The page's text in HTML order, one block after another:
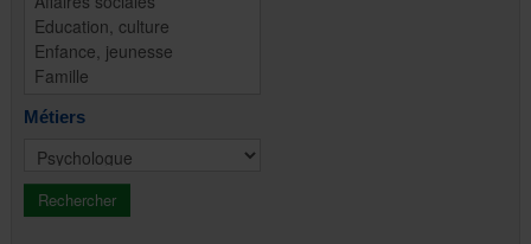
Métiers